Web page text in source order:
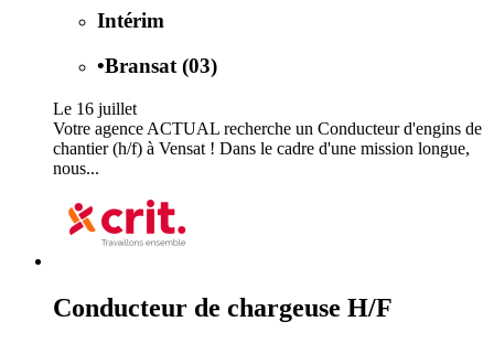
Intérim
•Bransat (03)
Le 16 juillet
Votre agence ACTUAL recherche un Conducteur d'engins de
chantier (h/f) à Vensat ! Dans le cadre d'une mission longue,
nous...
Conducteur de chargeuse H/F